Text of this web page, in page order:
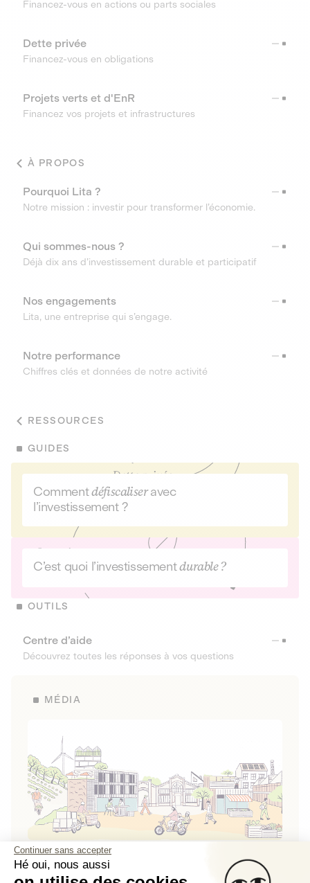
Financez-vous en actions ou parts sociales
Dette privée
Financez-vous en obligations
Projets verts et d'EnR
Financez vos projets et infrastructures
À PROPOS
Pourquoi Lita ?
Notre mission : investir pour transformer l’économie.
Qui sommes-nous ?
Déjà dix ans d’investissement durable et participatif
Nos engagements
Lita, une entreprise qui s’engage.
Notre performance
Chiffres clés et données de notre activité
RESSOURCES
GUIDES
Commentdéfiscaliser avec
l’investissement ?
C’est quoi l’investissementdurable ?
OUTILS
Centre d’aide
Découvrez toutes les réponses à vos questions
MÉDIA
La Fabrique de Lita
Continuer sans accepter
Hé oui, nous aussi